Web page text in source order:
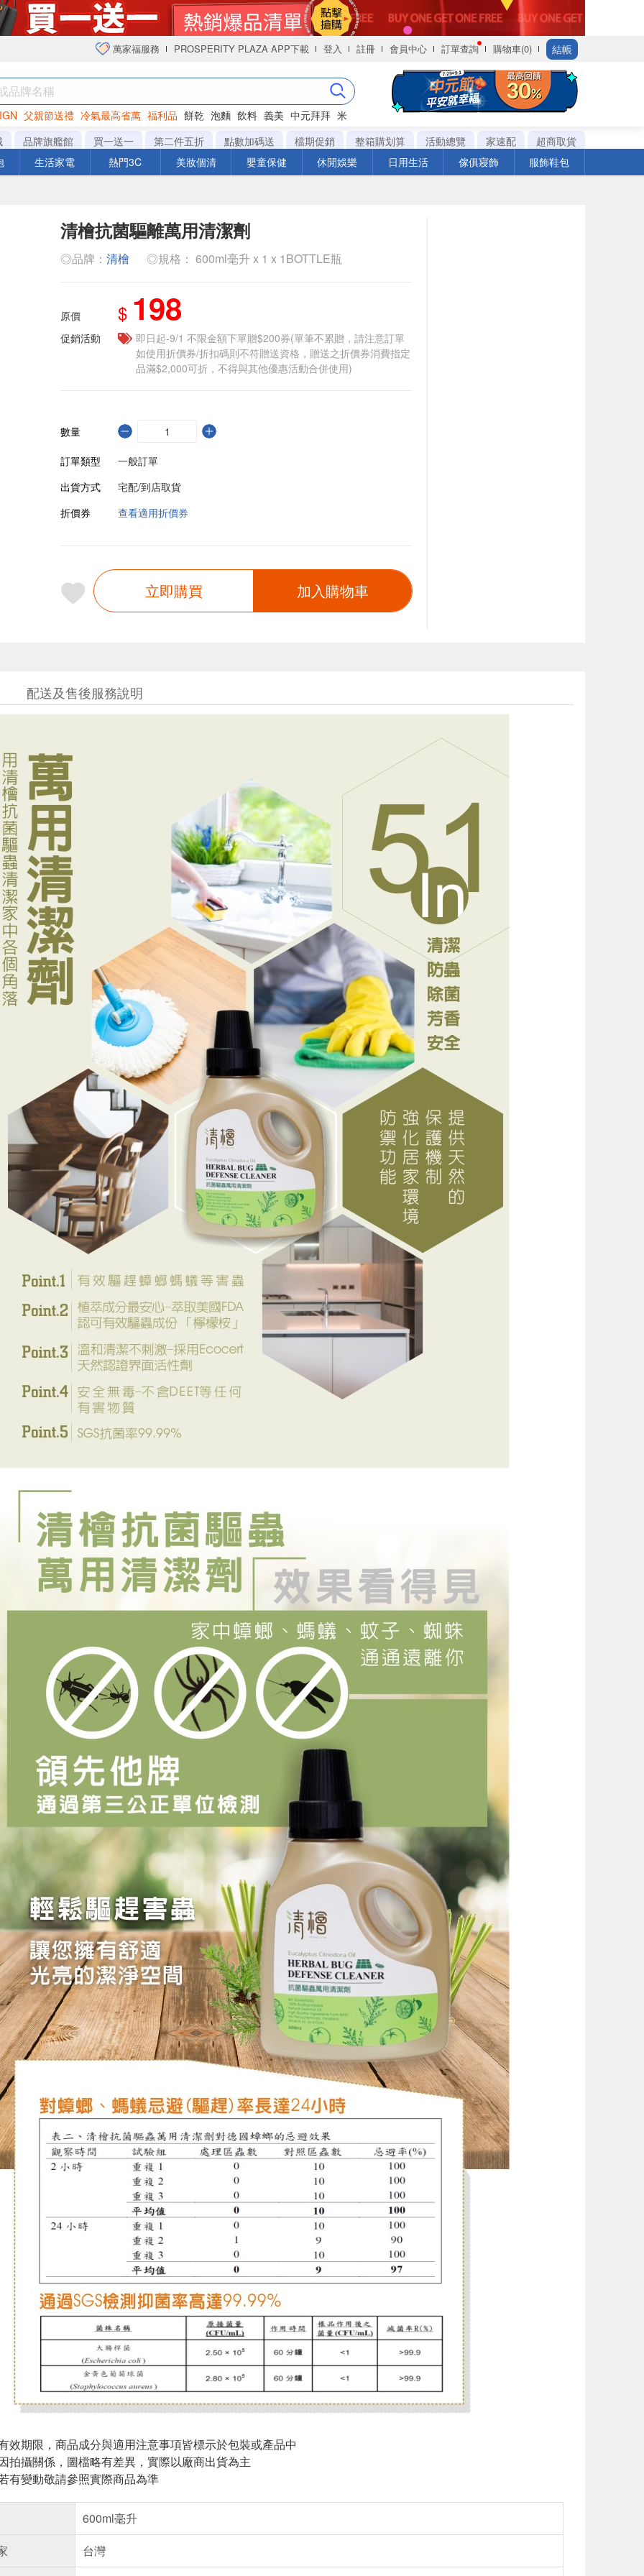
萬家福服務 PROSPERITY PLAZA APP下載 登入 註冊 會員中心 訂單查詢 購物車(0) 結帳
父親節送禮 冷氣最高省萬 福利品 餅乾 泡麵 飲料 義美 中元拜拜 米
衛生紙
品牌旗艦館 買一送一 第二件五折 點數加碼送 檔期促銷 整箱購划算 活動總覽 家速配
超商取貨
生活家電 熱門3C 美妝個清 嬰童保健 休閒娛樂 日用生活 傢俱寢飾 服飾鞋包
清檜抗菌驅離萬用清潔劑
◎品牌： 清檜 ◎規格： 600ml毫升 x 1 x 1BOTTLE瓶
原價 $ 198
促銷活動
即日起-9/1 不限金額下單贈$200券(單筆不累贈，請注意訂單
如使用折價券/折扣碼則不符贈送資格，贈送之折價券消費指定
品滿$2,000可折，不得與其他優惠活動合併使用)
數量
訂單類型
一般訂單
出貨方式
宅配/到店取貨
折價券
查看適用折價券
立即購買 加入購物車
配送及售後服務說明
效期限，商品成分與適用注意事項皆標示於包裝或產品中
拍攝關係，圖檔略有差異，實際以廠商出貨為主
有變動敬請參照實際商品為準
600ml毫升
台灣